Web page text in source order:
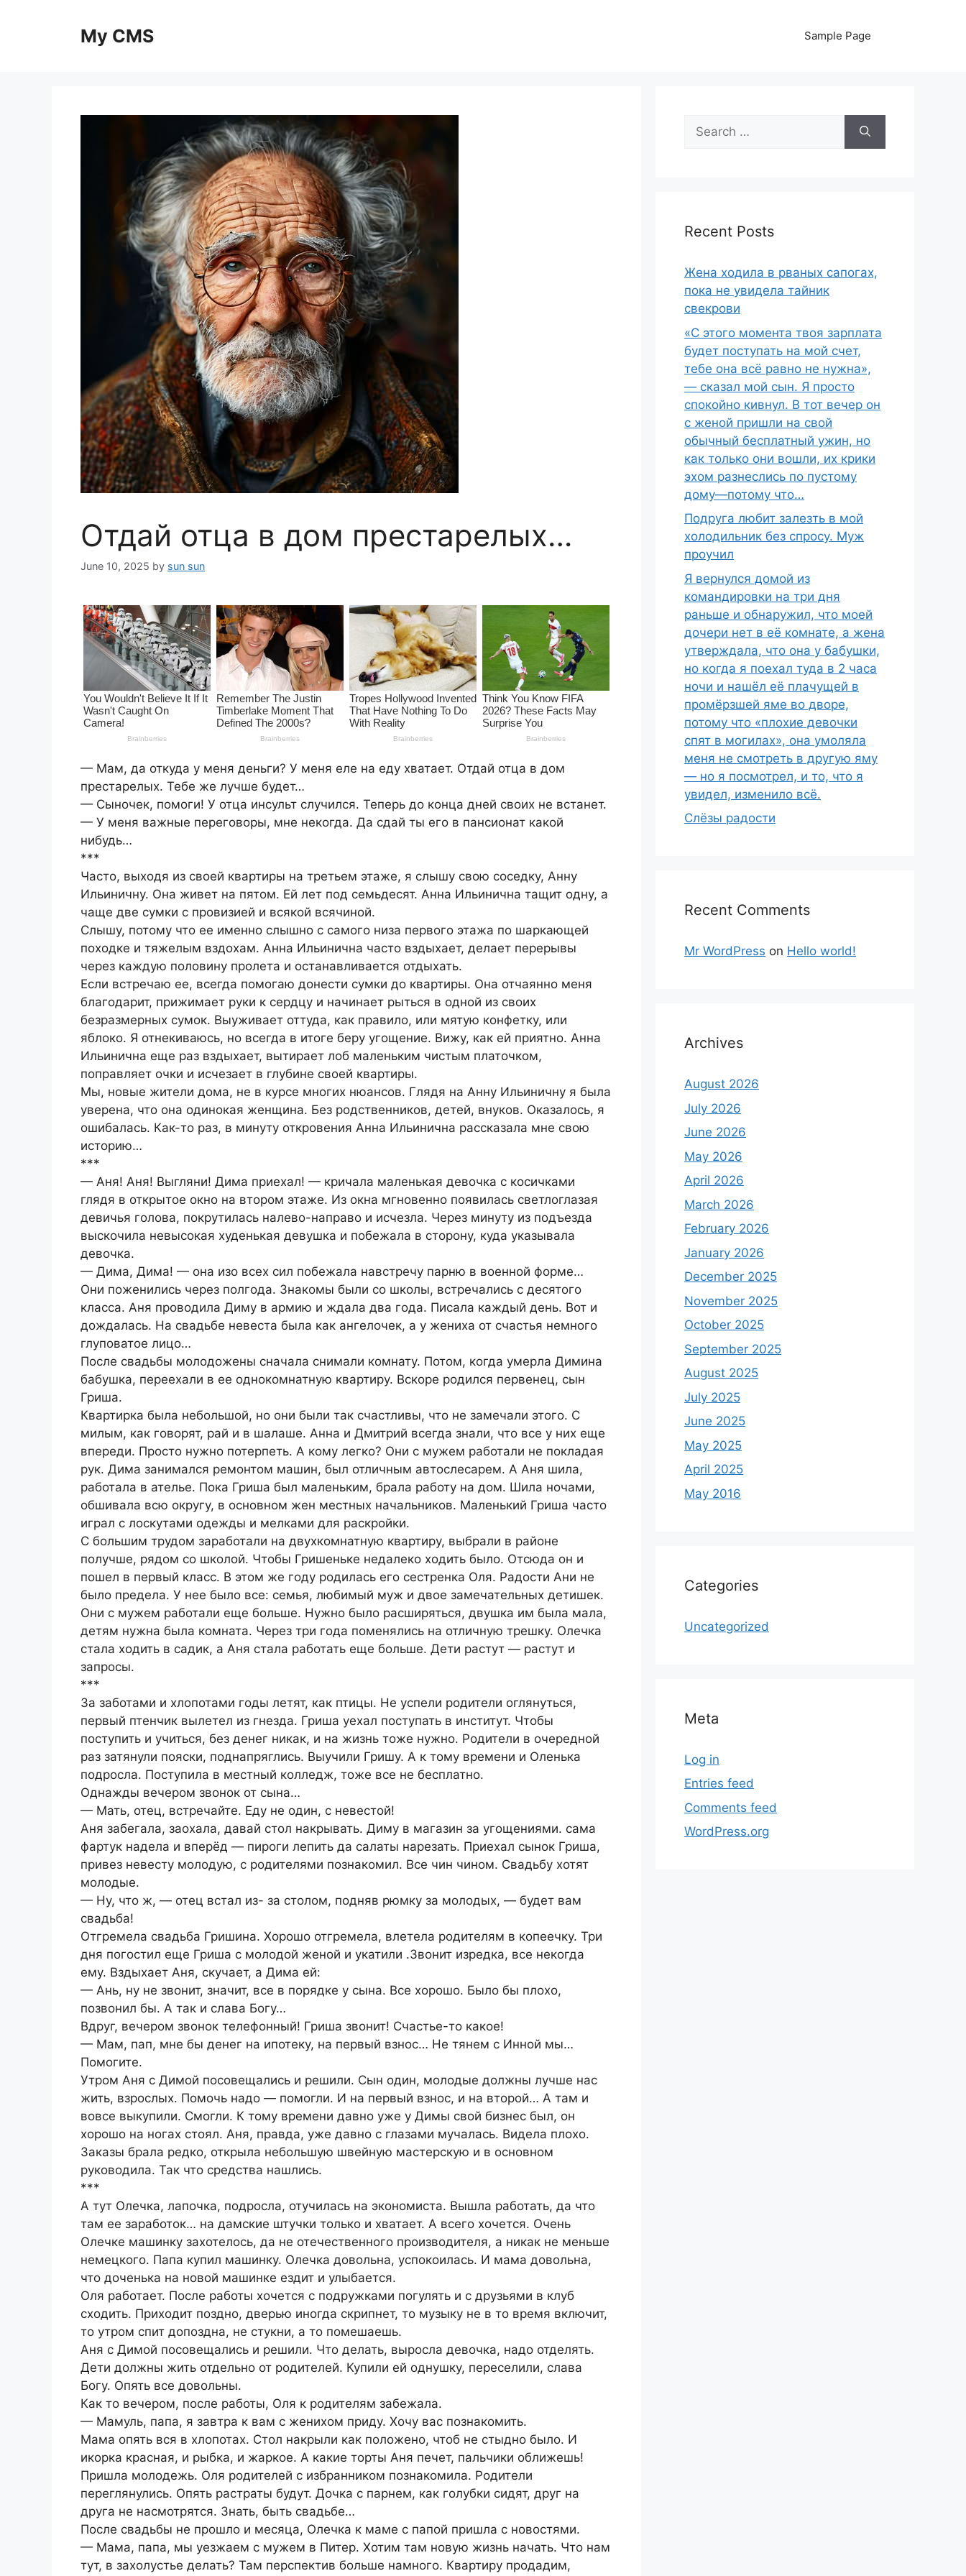
My CMS Sample Page
Отдай отца в дом престарелых…
June 10, 2025 by sun sun
— Мам, да откуда у меня деньги? У меня еле на еду хватает. Отдай отца в дом
престарелых. Тебе же лучше будет…
— Сыночек, помоги! У отца инсульт случился. Теперь до конца дней своих не встанет.
— У меня важные переговоры, мне некогда. Да сдай ты его в пансионат какой
нибудь…
***
Часто, выходя из своей квартиры на третьем этаже, я слышу свою соседку, Анну
Ильиничну. Она живет на пятом. Ей лет под семьдесят. Анна Ильинична тащит одну, а
чаще две сумки с провизией и всякой всячиной.
Слышу, потому что ее именно слышно с самого низа первого этажа по шаркающей
походке и тяжелым вздохам. Анна Ильинична часто вздыхает, делает перерывы
через каждую половину пролета и останавливается отдыхать.
Если встречаю ее, всегда помогаю донести сумки до квартиры. Она отчаянно меня
благодарит, прижимает руки к сердцу и начинает рыться в одной из своих
безразмерных сумок. Выуживает оттуда, как правило, или мятую конфетку, или
яблоко. Я отнекиваюсь, но всегда в итоге беру угощение. Вижу, как ей приятно. Анна
Ильинична еще раз вздыхает, вытирает лоб маленьким чистым платочком,
поправляет очки и исчезает в глубине своей квартиры.
Мы, новые жители дома, не в курсе многих нюансов. Глядя на Анну Ильиничну я была
уверена, что она одинокая женщина. Без родственников, детей, внуков. Оказалось, я
ошибалась. Как-то раз, в минуту откровения Анна Ильинична рассказала мне свою
историю…
***
— Аня! Аня! Выгляни! Дима приехал! — кричала маленькая девочка с косичками
глядя в открытое окно на втором этаже. Из окна мгновенно появилась светлоглазая
девичья голова, покрутилась налево-направо и исчезла. Через минуту из подъезда
выскочила невысокая худенькая девушка и побежала в сторону, куда указывала
девочка.
— Дима, Дима! — она изо всех сил побежала навстречу парню в военной форме…
Они поженились через полгода. Знакомы были со школы, встречались с десятого
класса. Аня проводила Диму в армию и ждала два года. Писала каждый день. Вот и
дождалась. На свадьбе невеста была как ангелочек, а у жениха от счастья немного
глуповатое лицо…
После свадьбы молодожены сначала снимали комнату. Потом, когда умерла Димина
бабушка, переехали в ее однокомнатную квартиру. Вскоре родился первенец, сын
Гриша.
Квартирка была небольшой, но они были так счастливы, что не замечали этого. С
милым, как говорят, рай и в шалаше. Анна и Дмитрий всегда знали, что все у них еще
впереди. Просто нужно потерпеть. А кому легко? Они с мужем работали не покладая
рук. Дима занимался ремонтом машин, был отличным автослесарем. А Аня шила,
работала в ателье. Пока Гриша был маленьким, брала работу на дом. Шила ночами,
обшивала всю округу, в основном жен местных начальников. Маленький Гриша часто
играл с лоскутами одежды и мелками для раскройки.
С большим трудом заработали на двухкомнатную квартиру, выбрали в районе
получше, рядом со школой. Чтобы Гришеньке недалеко ходить было. Отсюда он и
пошел в первый класс. В этом же году родилась его сестренка Оля. Радости Ани не
было предела. У нее было все: семья, любимый муж и двое замечательных детишек.
Они с мужем работали еще больше. Нужно было расширяться, двушка им была мала,
детям нужна была комната. Через три года поменялись на отличную трешку. Олечка
стала ходить в садик, а Аня стала работать еще больше. Дети растут — растут и
запросы.
***
За заботами и хлопотами годы летят, как птицы. Не успели родители оглянуться,
первый птенчик вылетел из гнезда. Гриша уехал поступать в институт. Чтобы
поступить и учиться, без денег никак, и на жизнь тоже нужно. Родители в очередной
раз затянули пояски, поднапряглись. Выучили Гришу. А к тому времени и Оленька
подросла. Поступила в местный колледж, тоже все не бесплатно.
Однажды вечером звонок от сына…
— Мать, отец, встречайте. Еду не один, с невестой!
Аня забегала, заохала, давай стол накрывать. Диму в магазин за угощениями. сама
фартук надела и вперёд — пироги лепить да салаты нарезать. Приехал сынок Гриша,
привез невесту молодую, с родителями познакомил. Все чин чином. Свадьбу хотят
молодые.
— Ну, что ж, — отец встал из- за столом, подняв рюмку за молодых, — будет вам
свадьба!
Отгремела свадьба Гришина. Хорошо отгремела, влетела родителям в копеечку. Три
дня погостил еще Гриша с молодой женой и укатили .Звонит изредка, все некогда
ему. Вздыхает Аня, скучает, а Дима ей:
— Ань, ну не звонит, значит, все в порядке у сына. Все хорошо. Было бы плохо,
позвонил бы. А так и слава Богу…
Вдруг, вечером звонок телефонный! Гриша звонит! Счастье-то какое!
— Мам, пап, мне бы денег на ипотеку, на первый взнос… Не тянем с Инной мы…
Помогите.
Утром Аня с Димой посовещались и решили. Сын один, молодые должны лучше нас
жить, взрослых. Помочь надо — помогли. И на первый взнос, и на второй… А там и
вовсе выкупили. Смогли. К тому времени давно уже у Димы свой бизнес был, он
хорошо на ногах стоял. Аня, правда, уже давно с глазами мучалась. Видела плохо.
Заказы брала редко, открыла небольшую швейную мастерскую и в основном
руководила. Так что средства нашлись.
***
А тут Олечка, лапочка, подросла, отучилась на экономиста. Вышла работать, да что
там ее заработок… на дамские штучки только и хватает. А всего хочется. Очень
Олечке машинку захотелось, да не отечественного производителя, а никак не меньше
немецкого. Папа купил машинку. Олечка довольна, успокоилась. И мама довольна,
что доченька на новой машинке ездит и улыбается.
Оля работает. После работы хочется с подружками погулять и с друзьями в клуб
сходить. Приходит поздно, дверью иногда скрипнет, то музыку не в то время включит,
то утром спит допоздна, не стукни, а то помешаешь.
Аня с Димой посовещались и решили. Что делать, выросла девочка, надо отделять.
Дети должны жить отдельно от родителей. Купили ей однушку, переселили, слава
Богу. Опять все довольны.
Как то вечером, после работы, Оля к родителям забежала.
— Мамуль, папа, я завтра к вам с женихом приду. Хочу вас познакомить.
Мама опять вся в хлопотах. Стол накрыли как положено, чтоб не стыдно было. И
икорка красная, и рыбка, и жаркое. А какие торты Аня печет, пальчики оближешь!
Пришла молодежь. Оля родителей с избранником познакомила. Родители
переглянулись. Опять растраты будут. Дочка с парнем, как голубки сидят, друг на
друга не насмотрятся. Знать, быть свадьбе…
После свадьбы не прошло и месяца, Олечка к маме с папой пришла с новостями.
— Мама, папа, мы уезжаем с мужем в Питер. Хотим там новую жизнь начать. Что нам
тут, в захолустье делать? Там перспектив больше намного. Квартиру продадим,
Search
for:
Recent Posts
Жена ходила в рваных сапогах,
пока не увидела тайник
свекрови
«С этого момента твоя зарплата
будет поступать на мой счет,
тебе она всё равно не нужна»,
— сказал мой сын. Я просто
спокойно кивнул. В тот вечер он
с женой пришли на свой
обычный бесплатный ужин, но
как только они вошли, их крики
эхом разнеслись по пустому
дому—потому что…
Подруга любит залезть в мой
холодильник без спросу. Муж
проучил
Я вернулся домой из
командировки на три дня
раньше и обнаружил, что моей
дочери нет в её комнате, а жена
утверждала, что она у бабушки,
но когда я поехал туда в 2 часа
ночи и нашёл её плачущей в
промёрзшей яме во дворе,
потому что «плохие девочки
спят в могилах», она умоляла
меня не смотреть в другую яму
— но я посмотрел, и то, что я
увидел, изменило всё.
Слёзы радости
Recent Comments
Mr WordPress on Hello world!
Archives
August 2026
July 2026
June 2026
May 2026
April 2026
March 2026
February 2026
January 2026
December 2025
November 2025
October 2025
September 2025
August 2025
July 2025
June 2025
May 2025
April 2025
May 2016
Categories
Uncategorized
Meta
Log in
Entries feed
Comments feed
WordPress.org